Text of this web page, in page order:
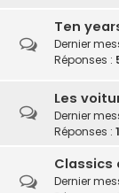
Ten
Dernier
Réponses :
Les
Dernier
Réponses : 1
Classics
Dernier